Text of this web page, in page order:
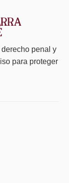
penal y
para proteger